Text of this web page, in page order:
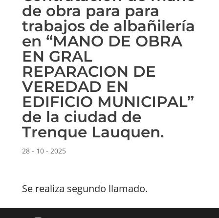
de obra para para
trabajos de albañilería
en “MANO DE OBRA
EN GRAL
REPARACION DE
VEREDAD EN
EDIFICIO MUNICIPAL”
de la ciudad de
Trenque Lauquen.
28 - 10 - 2025
Se realiza segundo llamado.